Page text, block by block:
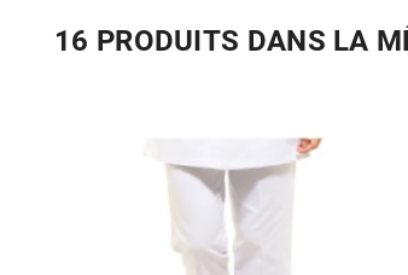
16 PRODUITS DANS LA